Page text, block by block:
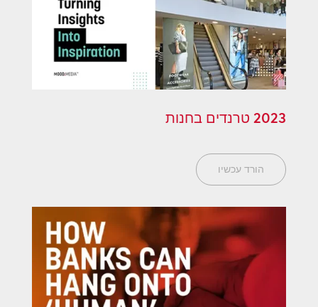
2023 טרנדים בחנות
הורד עכשיו